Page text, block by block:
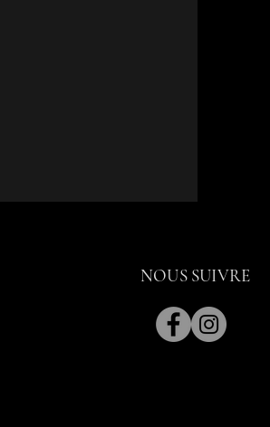
NOUS SUIVRE